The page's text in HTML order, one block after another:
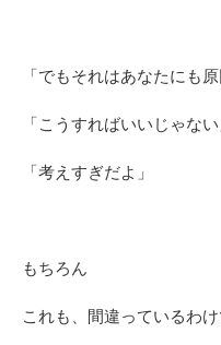
「でもそれはあなたにも
「こうすればいいじゃない
「考えすぎだよ」
もちろん
これも、間違っているわけ